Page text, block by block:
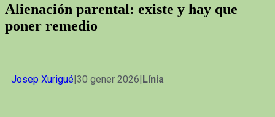
Alienación parental: existe y hay que
poner remedio
Josep Xurigué|30 gener 2026|Línia